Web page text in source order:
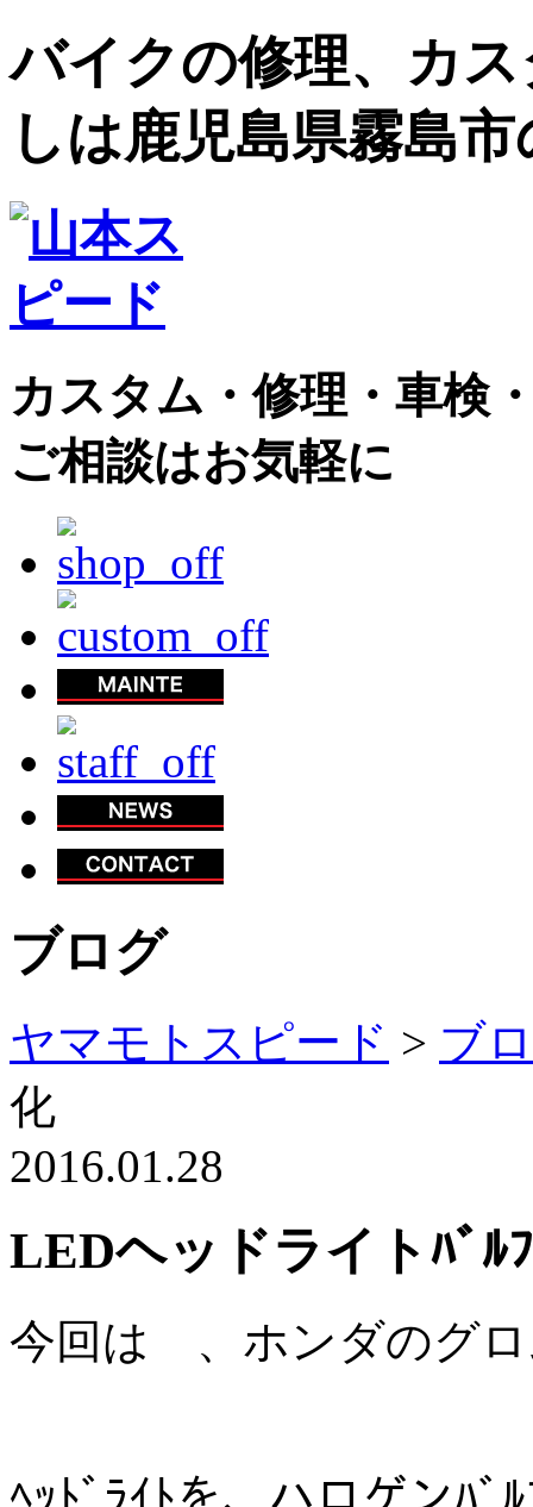
バイクの修理、カ
しは鹿児島県霧島
カスタム・修理・車検
ご相談はお気軽に
ブログ
ヤマモトスピード > ブ
化
2016.01.28
LEDヘッドライトﾊﾞﾙ
今回は 、ホンダのグ